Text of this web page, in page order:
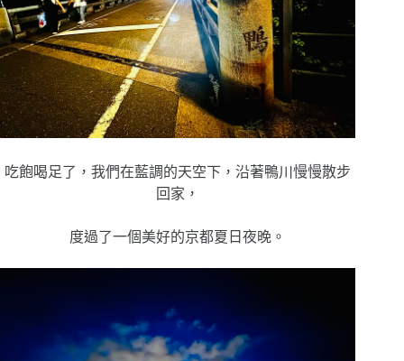
吃飽喝足了，我們在藍調的天空下，沿著鴨川慢慢散步
回家，
度過了一個美好的京都夏日夜晚。